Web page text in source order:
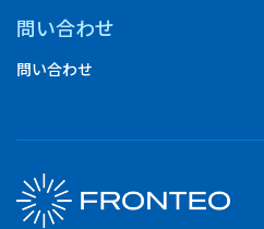
問い合わせ
問い合わせ